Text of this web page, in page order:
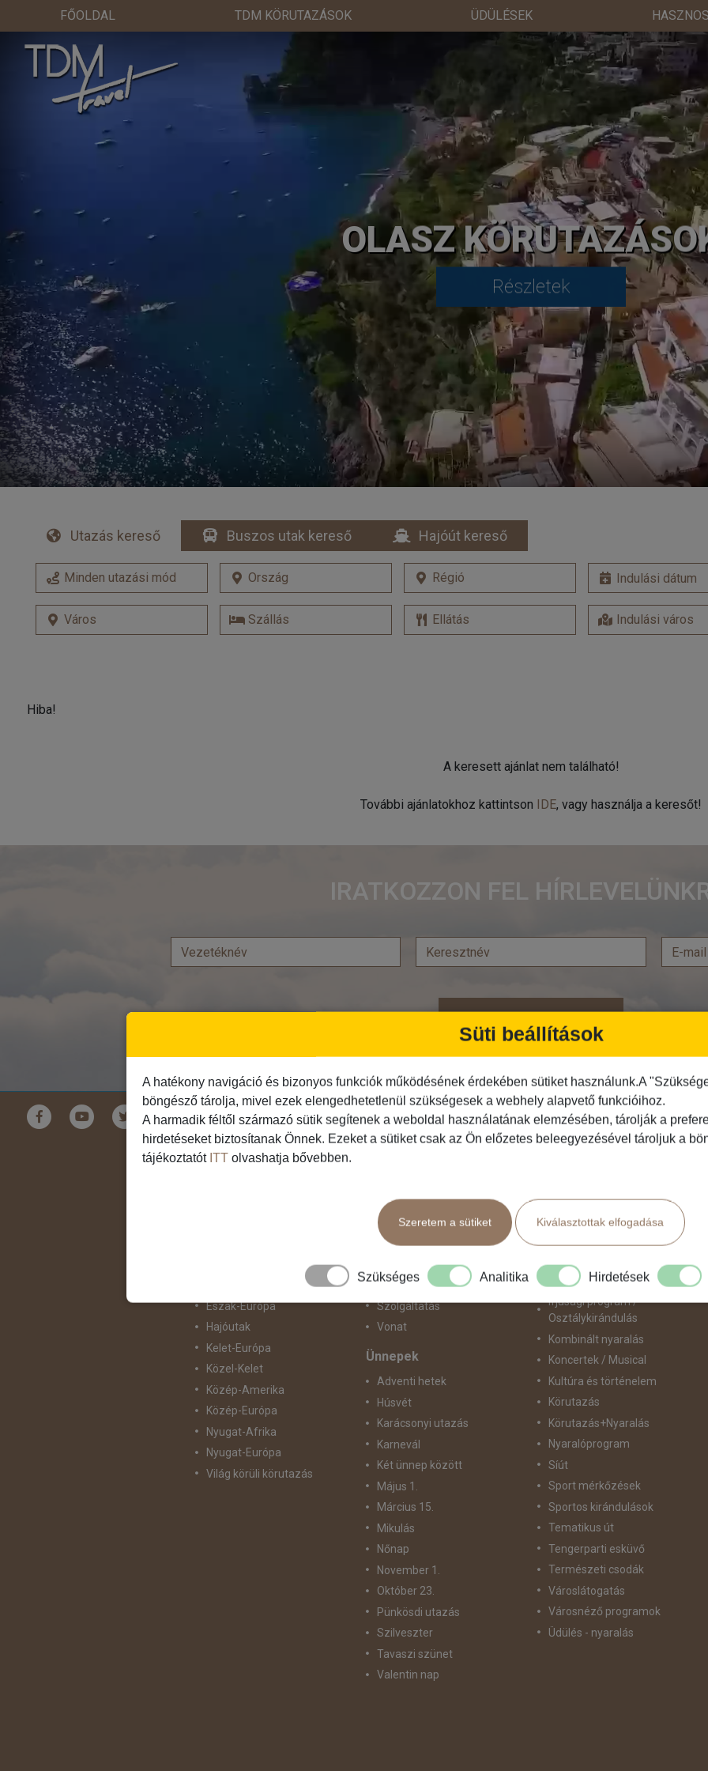
FŐOLDAL TDM KÖRUTAZÁSOK ÜDÜLÉSEK
OLASZ
Részletek
Utazás kereső Buszos utak kereső Hajóút kereső
Hiba!
A keresett ajánlat nem található!
További ajánlatokhoz kattintson IDE, vagy használja a keresőt!
IRATKOZZON FEL
Feliratkozás
Földrészek
Ausztrália
Ázsia
Észak-Európa
Hajóutak
Kelet-Európa
Közel-Kelet
Közép-Amerika
Közép-Európa
Nyugat-Afrika
Nyugat-Európa
Világ körüli körutazás
Közlekedés
Busszal
Fly & Drive
Hajó
repülő+busz
repülő+hajó
Repülővel
Szolgáltatás
Vonat
Ünnepek
Adventi hetek
Húsvét
Karácsonyi utazás
Karnevál
Két ünnep között
Május 1.
Március 15.
Mikulás
Nőnap
November 1.
Október 23.
Pünkösdi utazás
Szilveszter
Tavaszi szünet
Valentin nap
Programtípus
1 napos utak
Egzotikus út
Fesztiválok
Golfút
Gyalogtúra
Hajóút
Ifjúsági program /
Osztálykirándulás
Kombinált nyaralás
Koncertek / Musical
Kultúra és történelem
Körutazás
Körutazás+Nyaralás
Nyaralóprogram
Síút
Sport mérkőzések
Sportos kirándulások
Tematikus út
Tengerparti esküvő
Természeti csodák
Városlátogatás
Városnéző programok
Üdülés - nyaralás
Süti beállítások
A hatékony navigáció és bizonyos funkciók működésének érdekében sütiket használunk.A
böngésző tárolja, mivel ezek elengedhetetlenül szükségesek a webhely alapvető funkcióihoz.
A harmadik féltől származó sütik segítenek a weboldal használatának elemzésében, tárolják a
hirdetéseket biztosítanak Önnek. Ezeket a sütiket csak az Ön előzetes beleegyezésével tároljuk a
tájékoztatót ITT olvashatja bővebben.
Szeretem a sütiket Kiválasztottak elfogadása
Szükséges Analitika Hirdetések